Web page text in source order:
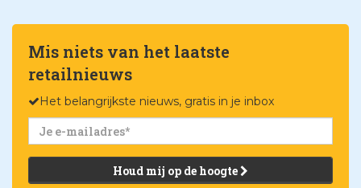
Mis niets van het laatste
retailnieuws
Het belangrijkste nieuws, gratis in je inbox
Houd mij op de hoogte